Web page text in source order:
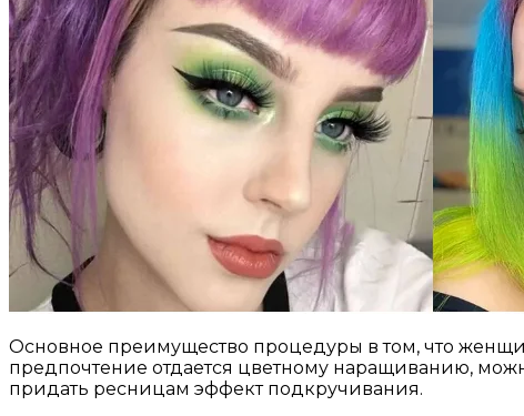
Основное преимущество процедуры в том, что
предпочтение отдается цветному наращиванию,
придать ресницам эффект подкручивания.